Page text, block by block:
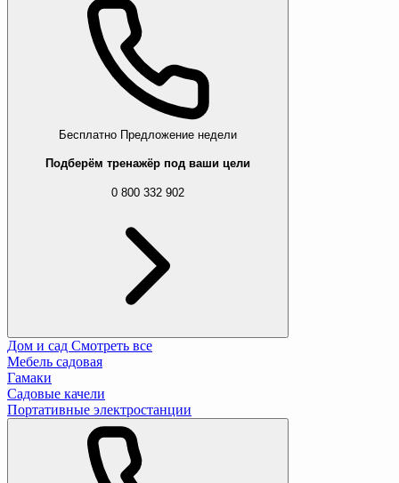
Бесплатно Предложение недели
Подберём тренажёр под ваши цели
0 800 332 902
Дом и сад Смотреть все
Мебель садовая
Гамаки
Садовые качели
Портативные электростанции